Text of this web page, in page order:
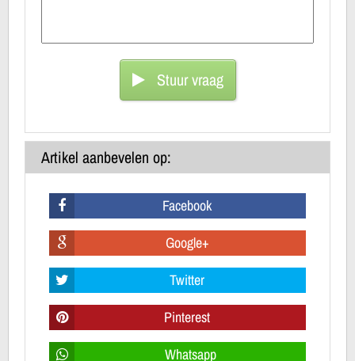
Stuur vraag
Artikel aanbevelen op:
Facebook
Google+
Twitter
Pinterest
Whatsapp